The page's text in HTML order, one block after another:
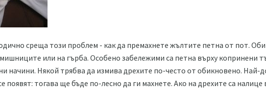
среща този проблем - как да премахнете жълтите петна от пот.
или на гърба. Особено забележими са петна върху копринени
начини. Някой трябва да измива дрехите по-често от обикновено. Най-
появят: тогава ще бъде по-лесно да ги махнете. Ако на дрехите са